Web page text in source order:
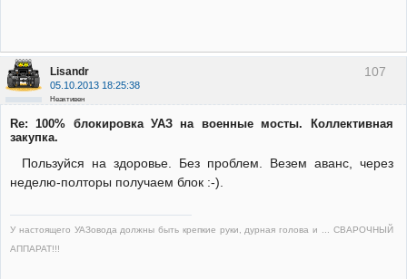
107
Lisandr
05.10.2013 18:25:38
Неактивен
Re: 100% блокировка УАЗ на военные мосты. Коллективная
закупка.
Пользуйся на здоровье. Без проблем. Везем аванс, через
неделю-полторы получаем блок :-).
У настоящего УАЗовода должны быть крепкие руки, дурная голова и ... СВАРОЧНЫЙ
АППАРАТ!!!